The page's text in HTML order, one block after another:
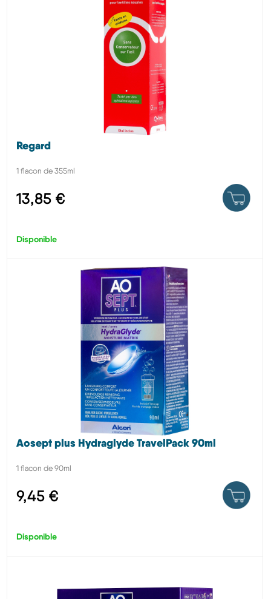
Regard
1 flacon de 355ml
13,85 €
Disponible
Aosept plus Hydraglyde TravelPack 90ml
1 flacon de 90ml
9,45 €
Disponible